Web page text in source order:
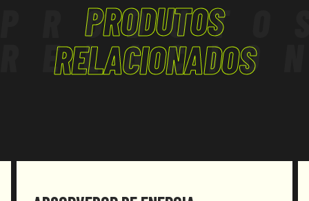
PRODUTOS
RELACIONADOS